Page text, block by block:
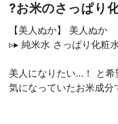
?お米のさっぱり
【美人ぬか】 美人ぬか
▹▸ 純米水 さっぱり化粧
美人になりたい…！ と希
気になっていたお米成分